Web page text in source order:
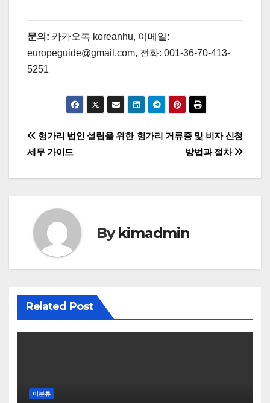
문의: 카카오톡 koreanhu, 이메일:
europeguide@gmail.com, 전화: 001-36-70-413-
5251
글
탐
헝가리 거류증 및 비자 신청
방법과 절차
헝가리 법인 설립을 위한
세무 가이드
Bykimadmin
Related Post
미분류